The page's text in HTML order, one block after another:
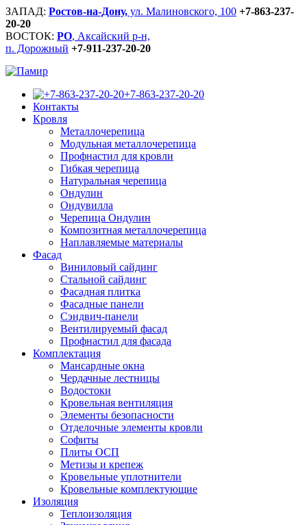
ЗАПАД: Ростов-на-Дону, ул. Малиновского, 100 +7-863-237-
20-20
ВОСТОК: РО, Аксайский р-н,
п. Дорожный +7-911-237-20-20
+7-863-237-20-20
Контакты
Кровля
Металлочерепица
Модульная металлочерепица
Профнастил для кровли
Гибкая черепица
Натуральная черепица
Ондулин
Ондувилла
Черепица Ондулин
Композитная металлочерепица
Наплавляемые материалы
Фасад
Виниловый сайдинг
Стальной сайдинг
Фасадная плитка
Фасадные панели
Сэндвич-панели
Вентилируемый фасад
Профнастил для фасада
Комплектация
Мансардные окна
Чердачные лестницы
Водостоки
Кровельная вентиляция
Элементы безопасности
Отделочные элементы кровли
Софиты
Плиты ОСП
Метизы и крепеж
Кровельные уплотнители
Кровельные комплектующие
Изоляция
Теплоизоляция